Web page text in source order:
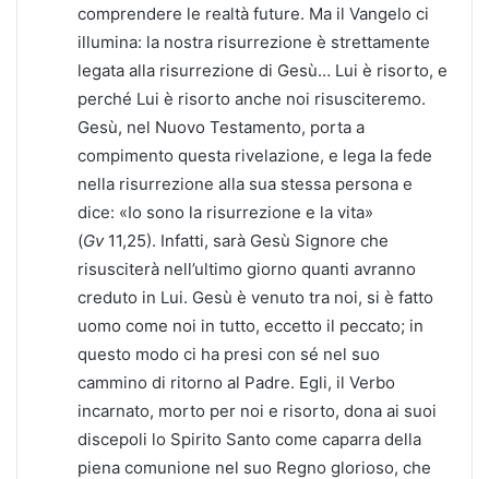
comprendere le realtà future. Ma il Vangelo ci
illumina: la nostra risurrezione è strettamente
legata alla risurrezione di Gesù… Lui è risorto, e
perché Lui è risorto anche noi risusciteremo.
Gesù, nel Nuovo Testamento, porta a
compimento questa rivelazione, e lega la fede
nella risurrezione alla sua stessa persona e
dice: «Io sono la risurrezione e la vita»
(Gv11,25). Infatti, sarà Gesù Signore che
risusciterà nell’ultimo giorno quanti avranno
creduto in Lui. Gesù è venuto tra noi, si è fatto
uomo come noi in tutto, eccetto il peccato; in
questo modo ci ha presi con sé nel suo
cammino di ritorno al Padre. Egli, il Verbo
incarnato, morto per noi e risorto, dona ai suoi
discepoli lo Spirito Santo come caparra della
piena comunione nel suo Regno glorioso, che